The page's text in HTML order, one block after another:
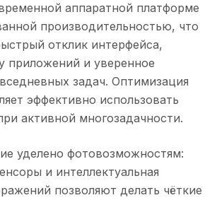
аппаратной платформе
производительностью, что
отклик интерфейса,
приложений и уверенное
задач. Оптимизация
эффективно использовать
активной многозадачности.
уделено фотовозможностям:
и интеллектуальная
позволяют делать чёткие